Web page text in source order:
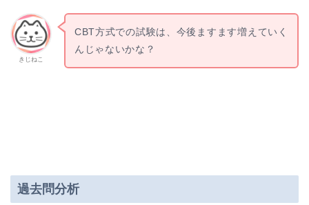
きじねこ
CBT方式での試験は、今後ますます増えていく
んじゃないかな？
過去問分析